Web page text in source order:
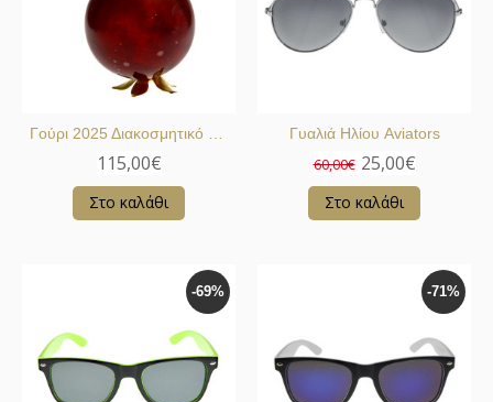
115,00€
Στο καλάθι
Γυαλιά Ηλίου Aviators
60,00€ 25,00€
Στο καλάθι
-69% -71%